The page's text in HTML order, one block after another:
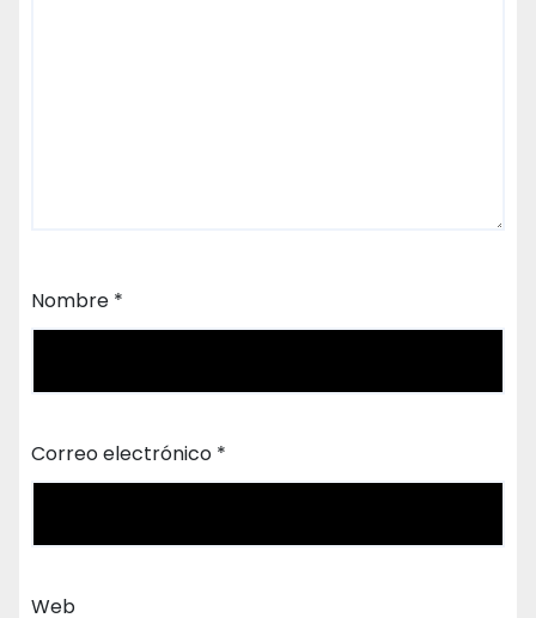
Nombre *
Correo electrónico *
Web